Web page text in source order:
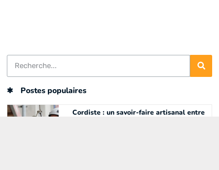
Postes populaires
Cordiste : un savoir-faire artisanal entre